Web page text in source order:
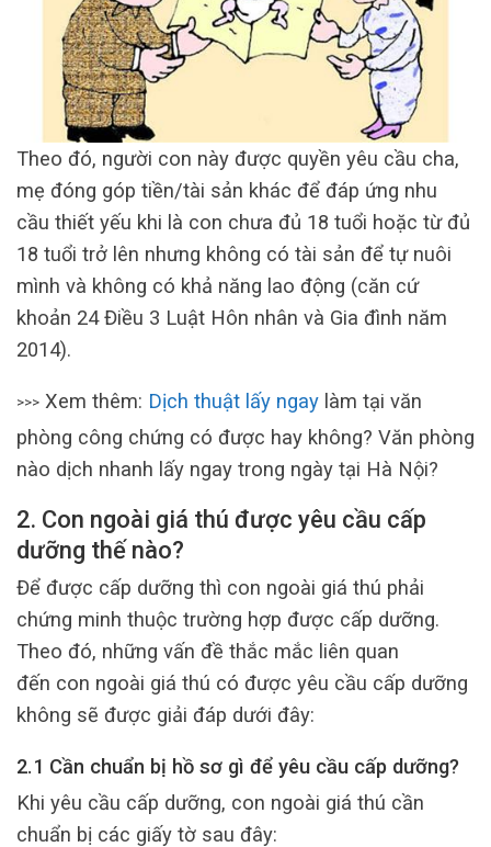
Theo đó, người con này được quyền yêu cầu cha,
mẹ đóng góp tiền/tài sản khác để đáp ứng nhu
cầu thiết yếu khi là con chưa đủ 18 tuổi hoặc từ đủ
18 tuổi trở lên nhưng không có tài sản để tự nuôi
mình và không có khả năng lao động (căn cứ
khoản 24 Điều 3 Luật Hôn nhân và Gia đình năm
2014).
>>> Xem thêm: Dịch thuật lấy ngay làm tại văn
phòng công chứng có được hay không? Văn phòng
nào dịch nhanh lấy ngay trong ngày tại Hà Nội?
2. Con ngoài giá thú được yêu cầu cấp
dưỡng thế nào?
Để được cấp dưỡng thì con ngoài giá thú phải
chứng minh thuộc trường hợp được cấp dưỡng.
Theo đó, những vấn đề thắc mắc liên quan
đến con ngoài giá thú có được yêu cầu cấp dưỡng
không sẽ được giải đáp dưới đây:
2.1 Cần chuẩn bị hồ sơ gì để yêu cầu cấp dưỡng?
Khi yêu cầu cấp dưỡng, con ngoài giá thú cần
chuẩn bị các giấy tờ sau đây: